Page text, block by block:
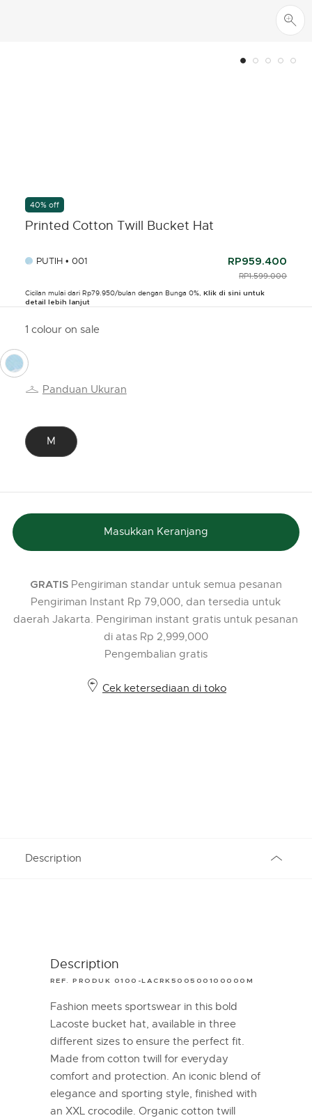
40% off
Printed Cotton Twill Bucket Hat
PUTIH • 001 RP959.400
PRICE REDUCED
RP1.599.000
Cicilan mulai dari Rp79.950/bulan dengan Bunga 0%, Klik di sini untuk
detail lebih lanjut
1 colour on sale
Panduan Ukuran
M
selected
Masukkan Keranjang
GRATISPengiriman standar untuk semua pesanan
Pengiriman Instant Rp 79,000, dan tersedia untuk
daerah Jakarta. Pengiriman instant gratis untuk pesanan
di atas Rp 2,999,000
Pengembalian gratis
Cek ketersediaan di toko
Description
Description
REF. PRODUK 0100-LACRK500500100000M
Fashion meets sportswear in this bold
Lacoste bucket hat, available in three
different sizes to ensure the perfect fit.
Made from cotton twill for everyday
comfort and protection. An iconic blend of
elegance and sporting style, finished with
an XXL crocodile. Organic cotton twill